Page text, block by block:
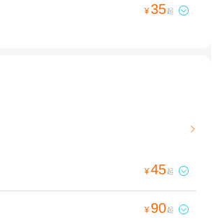
¥35起 

¥45起 
¥ 90起 